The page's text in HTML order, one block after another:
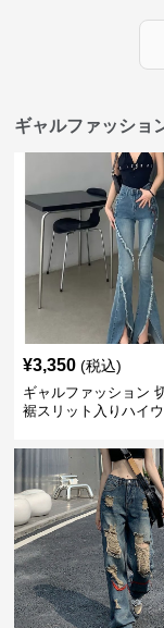
ギャルファッショ
¥3,350 (税込)
ギャルファッション
裾スリット入りハイ